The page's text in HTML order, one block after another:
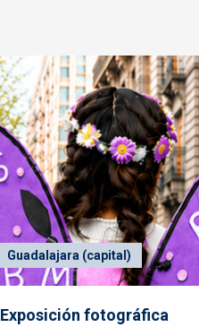
Guadalajara (capital)
Exposición fotográfica